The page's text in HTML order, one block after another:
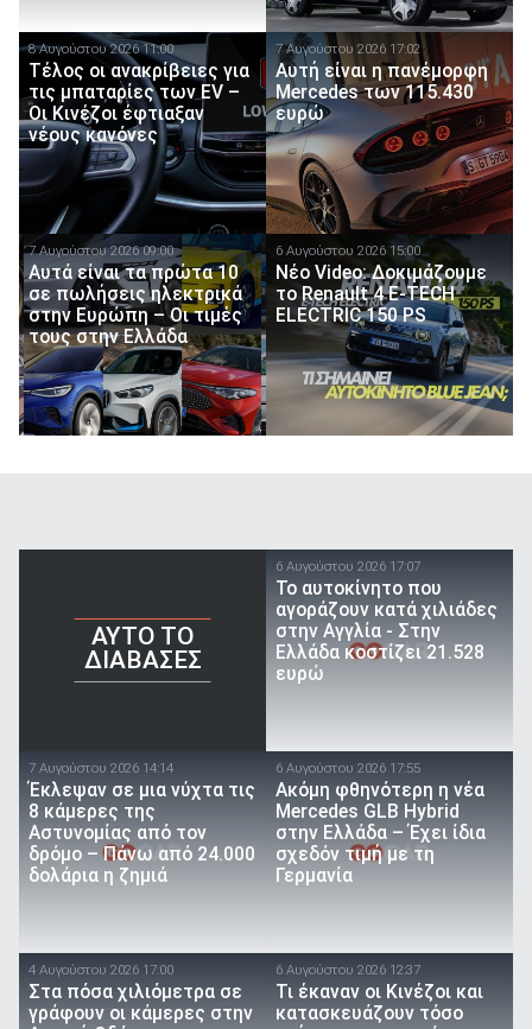
8 Αυγούστου 2026 11:00
Τέλος οι ανακρίβειες για
τις μπαταρίες των EV –
Οι Κινέζοι έφτιαξαν
νέους κανόνες
7 Αυγούστου 2026 17:02
Αυτή είναι η πανέμορφη
Mercedes των 115.430
ευρώ
7 Αυγούστου 2026 09:00
Αυτά είναι τα πρώτα 10
σε πωλήσεις ηλεκτρικά
στην Ευρώπη – Οι τιμές
τους στην Ελλάδα
6 Αυγούστου 2026 15:00
Νέο Video: Δοκιμάζουμε
το Renault 4 E-TECH
ELECTRIC 150 PS
AYTO TO
ΔΙΑΒΑΣΕΣ
6 Αυγούστου 2026 17:07
To αυτοκίνητο που
αγοράζουν κατά χιλιάδες
στην Αγγλία - Στην
Ελλάδα κοστίζει 21.528
ευρώ
7 Αυγούστου 2026 14:14
Έκλεψαν σε μια νύχτα τις
8 κάμερες της
Αστυνομίας από τον
δρόμο – Πάνω από 24.000
δολάρια η ζημιά
6 Αυγούστου 2026 17:55
Ακόμη φθηνότερη η νέα
Mercedes GLB Hybrid
στην Ελλάδα – Έχει ίδια
σχεδόν τιμή με τη
Γερμανία
4 Αυγούστου 2026 17:00
Στα πόσα χιλιόμετρα σε
γράφουν οι κάμερες στην
6 Αυγούστου 2026 12:37
Τι έκαναν οι Κινέζοι και
κατασκευάζουν τόσο